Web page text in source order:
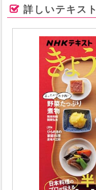
詳しいテキスト